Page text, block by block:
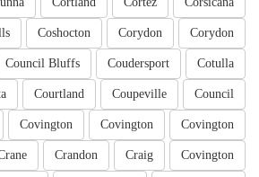
Corydon
Corydon
Coshocton
Cotulla
Coudersport
Council Bluffs
Council
Coupeville
Courtland
Covington
Covington
Covington
Covington
Craig
Crandon